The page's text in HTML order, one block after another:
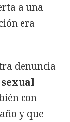
a una
era
denuncia
con
y que